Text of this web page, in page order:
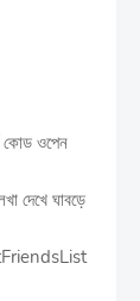
কোড ওপেন
দেখে ঘাবড়ে